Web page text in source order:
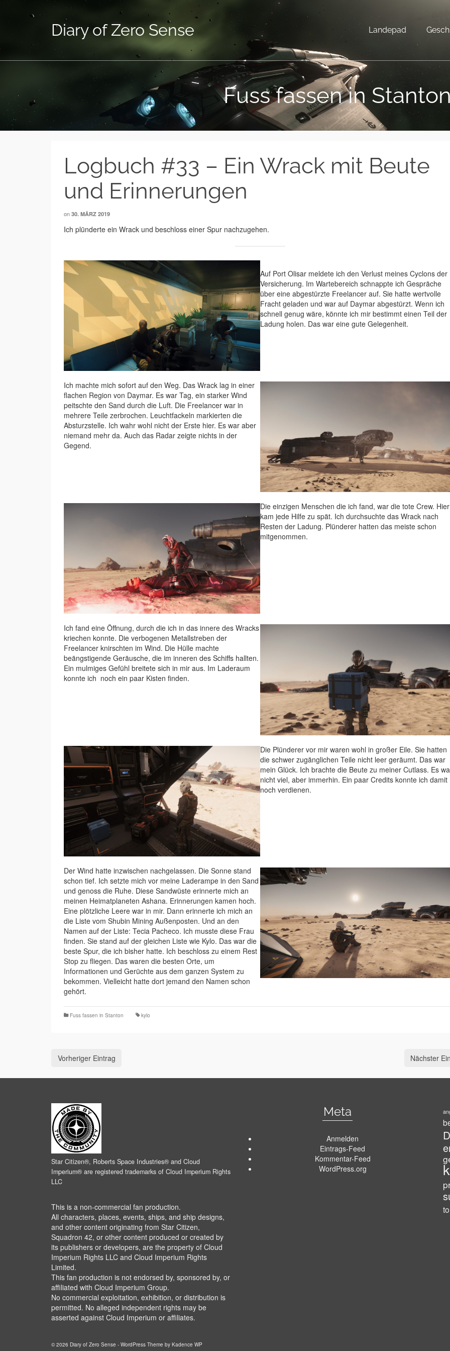
Diary of Zero Sense Landepad
Fuss fassen in
Logbuch #33 – Ein Wrack mit Beute
und Erinnerungen
on 30. MÄRZ 2019
Ich plünderte ein Wrack und beschloss einer Spur nachzugehen.
Auf Port Olisar meldete ich den Verlust meines Cyclons der
Versicherung. Im Wartebereich schnappte ich Gespräche
über eine abgestürzte Freelancer auf. Sie hatte wertvolle
Fracht geladen und war auf Daymar abgestürzt. Wenn ich
schnell genug wäre, könnte ich mir bestimmt einen Teil der
Ladung holen. Das war eine gute Gelegenheit.
Ich machte mich sofort auf den Weg. Das Wrack lag in einer
flachen Region von Daymar. Es war Tag, ein starker Wind
peitschte den Sand durch die Luft. Die Freelancer war in
mehrere Teile zerbrochen. Leuchtfackeln markierten die
Absturzstelle. Ich wahr wohl nicht der Erste hier. Es war aber
niemand mehr da. Auch das Radar zeigte nichts in der
Gegend.
Die einzigen Menschen die ich fand, war die tote Crew. Hier
kam jede Hilfe zu spät. Ich durchsuchte das Wrack nach
Resten der Ladung. Plünderer hatten das meiste schon
mitgenommen.
Ich fand eine Öffnung, durch die ich in das innere des Wracks
kriechen konnte. Die verbogenen Metallstreben der
Freelancer knirschten im Wind. Die Hülle machte
beängstigende Geräusche, die im inneren des Schiffs hallten.
Ein mulmiges Gefühl breitete sich in mir aus. Im Laderaum
konnte ich noch ein paar Kisten finden.
Die Plünderer vor mir waren wohl in großer Eile. Sie hatten
die schwer zugänglichen Teile nicht leer geräumt. Das war
mein Glück. Ich brachte die Beute zu meiner Cutlass. Es
nicht viel, aber immerhin. Ein paar Credits konnte ich damit
noch verdienen.
Der Wind hatte inzwischen nachgelassen. Die Sonne stand
schon tief. Ich setzte mich vor meine Laderampe in den Sand
und genoss die Ruhe. Diese Sandwüste erinnerte mich an
meinen Heimatplaneten Ashana. Erinnerungen kamen hoch.
Eine plötzliche Leere war in mir. Dann erinnerte ich mich an
die Liste vom Shubin Mining Außenposten. Und an den
Namen auf der Liste: Tecia Pacheco. Ich musste diese Frau
finden. Sie stand auf der gleichen Liste wie Kylo. Das war die
beste Spur, die ich bisher hatte. Ich beschloss zu einem Rest
Stop zu fliegen. Das waren die besten Orte, um
Informationen und Gerüchte aus dem ganzen System zu
bekommen. Vielleicht hatte dort jemand den Namen schon
gehört.
Fuss fassen in Stanton kylo
Vorheriger Eintrag Nächster
Star Citizen®, Roberts Space Industries® and Cloud
Imperium® are registered trademarks of Cloud Imperium Rights
LLC
This is a non-commercial fan production.
All characters, places, events, ships, and ship designs,
and other content originating from Star Citizen,
Squadron 42, or other content produced or created by
its publishers or developers, are the property of Cloud
Imperium Rights LLC and Cloud Imperium Rights
Limited.
This fan production is not endorsed by, sponsored by, or
affiliated with Cloud Imperium Group.
No commercial exploitation, exhibition, or distribution is
permitted. No alleged independent rights may be
asserted against Cloud Imperium or affiliates.
Meta
Anmelden
Eintrags-Feed
Kommentar-Feed
WordPress.org
© 2026 Diary of Zero Sense - WordPress Theme by Kadence WP